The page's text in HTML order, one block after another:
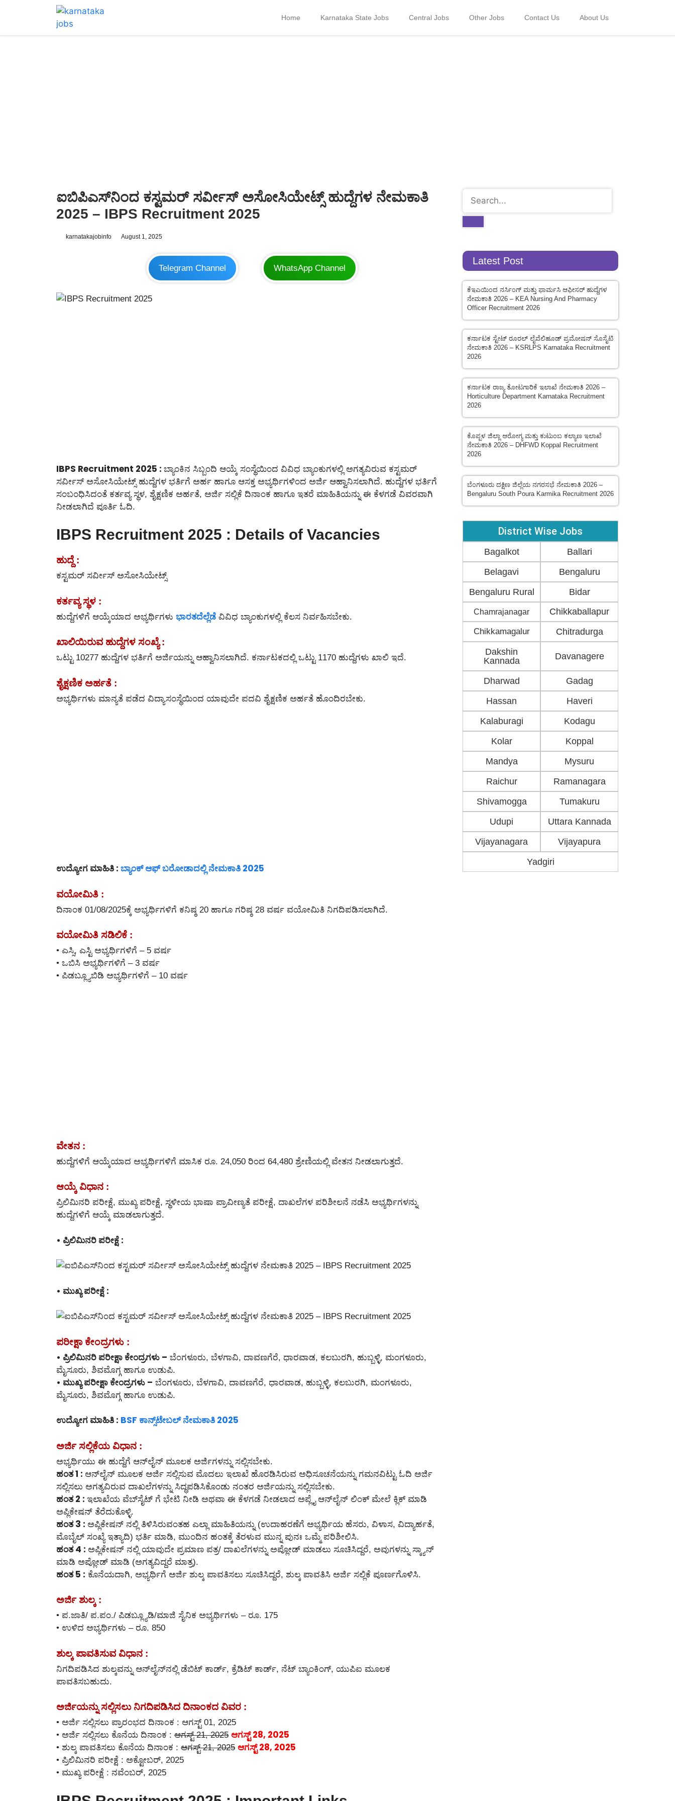
Home Karnataka State Jobs Central Jobs Other Jobs Contact Us About Us
ಐಬಿಪಿಎಸ್‌ನಿಂದ ಕಸ್ಟಮರ್ ಸರ್ವೀಸ್ ಅಸೋಸಿಯೇಟ್ಸ್ ಹುದ್ದೆಗಳ ನೇಮಕಾತಿ
2025 – IBPS Recruitment 2025
karnatakajobinfo August 1, 2025
Telegram Channel WhatsApp Channel
IBPS Recruitment 2025 : ಬ್ಯಾಂಕಿನ ಸಿಬ್ಬಂದಿ ಆಯ್ಕೆ ಸಂಸ್ಥೆಯಿಂದ ವಿವಿಧ ಬ್ಯಾಂಕುಗಳಲ್ಲಿ ಅಗತ್ಯವಿರುವ ಕಸ್ಟಮರ್
ಸರ್ವೀಸ್ ಅಸೋಸಿಯೇಟ್ಸ್ ಹುದ್ದೆಗಳ ಭರ್ತಿಗೆ ಅರ್ಹ ಹಾಗೂ ಆಸಕ್ತ ಅಭ್ಯರ್ಥಿಗಳಿಂದ ಅರ್ಜಿ ಆಹ್ವಾನಿಸಲಾಗಿದೆ. ಹುದ್ದೆಗಳ ಭರ್ತಿಗೆ
ಸಂಬಂಧಿಸಿದಂತೆ ಕರ್ತವ್ಯ ಸ್ಥಳ, ಶೈಕ್ಷಣಿಕ ಅರ್ಹತೆ, ಅರ್ಜಿ ಸಲ್ಲಿಕೆ ದಿನಾಂಕ ಹಾಗೂ ಇತರೆ ಮಾಹಿತಿಯನ್ನು ಈ ಕೆಳಗಡೆ ವಿವರವಾಗಿ
ನೀಡಲಾಗಿದೆ ಪೂರ್ತಿ ಓದಿ.
IBPS Recruitment 2025 : Details of Vacancies
ಹುದ್ದೆ :
ಕಸ್ಟಮರ್ ಸರ್ವೀಸ್ ಅಸೋಸಿಯೇಟ್ಸ್
ಕರ್ತವ್ಯ ಸ್ಥಳ :
ಹುದ್ದೆಗಳಿಗೆ ಆಯ್ಕೆಯಾದ ಅಭ್ಯರ್ಥಿಗಳು ಭಾರತದೆಲ್ಲೆಡೆ ವಿವಿಧ ಬ್ಯಾಂಕುಗಳಲ್ಲಿ ಕೆಲಸ ನಿರ್ವಹಿಸಬೇಕು.
ಖಾಲಿಯಿರುವ ಹುದ್ದೆಗಳ ಸಂಖ್ಯೆ :
ಒಟ್ಟು 10277 ಹುದ್ದೆಗಳ ಭರ್ತಿಗೆ ಅರ್ಜಿಯನ್ನು ಆಹ್ವಾನಿಸಲಾಗಿದೆ. ಕರ್ನಾಟಕದಲ್ಲಿ ಒಟ್ಟು 1170 ಹುದ್ದೆಗಳು ಖಾಲಿ ಇದೆ.
ಶೈಕ್ಷಣಿಕ ಅರ್ಹತೆ :
ಅಭ್ಯರ್ಥಿಗಳು ಮಾನ್ಯತೆ ಪಡೆದ ವಿದ್ಯಾಸಂಸ್ಥೆಯಿಂದ ಯಾವುದೇ ಪದವಿ ಶೈಕ್ಷಣಿಕ ಅರ್ಹತೆ ಹೊಂದಿರಬೇಕು.
ಉದ್ಯೋಗ ಮಾಹಿತಿ : ಬ್ಯಾಂಕ್ ಆಫ್ ಬರೋಡಾದಲ್ಲಿ ನೇಮಕಾತಿ 2025
ವಯೋಮಿತಿ :
ದಿನಾಂಕ 01/08/2025ಕ್ಕೆ ಅಭ್ಯರ್ಥಿಗಳಿಗೆ ಕನಿಷ್ಠ 20 ಹಾಗೂ ಗರಿಷ್ಠ 28 ವರ್ಷ ವಯೋಮಿತಿ ನಿಗದಿಪಡಿಸಲಾಗಿದೆ.
ವಯೋಮಿತಿ ಸಡಿಲಿಕೆ :
• ಎಸ್ಸಿ, ಎಸ್ಟಿ ಅಭ್ಯರ್ಥಿಗಳಿಗೆ – 5 ವರ್ಷ
• ಒಬಿಸಿ ಅಭ್ಯರ್ಥಿಗಳಿಗೆ – 3 ವರ್ಷ
• ಪಿಡಬ್ಲ್ಯೂಬಿಡಿ ಅಭ್ಯರ್ಥಿಗಳಿಗೆ – 10 ವರ್ಷ
ವೇತನ :
ಹುದ್ದೆಗಳಿಗೆ ಆಯ್ಕೆಯಾದ ಅಭ್ಯರ್ಥಿಗಳಿಗೆ ಮಾಸಿಕ ರೂ. 24,050 ರಿಂದ 64,480 ಶ್ರೇಣಿಯಲ್ಲಿ ವೇತನ ನೀಡಲಾಗುತ್ತದೆ.
ಆಯ್ಕೆ ವಿಧಾನ :
ಪ್ರಿಲಿಮಿನರಿ ಪರೀಕ್ಷೆ, ಮುಖ್ಯ ಪರೀಕ್ಷೆ, ಸ್ಥಳೀಯ ಭಾಷಾ ಪ್ರಾವೀಣ್ಯತೆ ಪರೀಕ್ಷೆ, ದಾಖಲೆಗಳ ಪರಿಶೀಲನೆ ನಡೆಸಿ ಅಭ್ಯರ್ಥಿಗಳನ್ನು
ಹುದ್ದೆಗಳಿಗೆ ಆಯ್ಕೆ ಮಾಡಲಾಗುತ್ತದೆ.
• ಪ್ರಿಲಿಮಿನರಿ ಪರೀಕ್ಷೆ :
• ಮುಖ್ಯ ಪರೀಕ್ಷೆ :
ಪರೀಕ್ಷಾ ಕೇಂದ್ರಗಳು :
• ಪ್ರಿಲಿಮಿನರಿ ಪರೀಕ್ಷಾ ಕೇಂದ್ರಗಳು – ಬೆಂಗಳೂರು, ಬೆಳಗಾವಿ, ದಾವಣಗೆರೆ, ಧಾರವಾಡ, ಕಲಬುರಗಿ, ಹುಬ್ಬಳ್ಳಿ, ಮಂಗಳೂರು,
ಮೈಸೂರು, ಶಿವಮೊಗ್ಗ ಹಾಗೂ ಉಡುಪಿ.
• ಮುಖ್ಯ ಪರೀಕ್ಷಾ ಕೇಂದ್ರಗಳು – ಬೆಂಗಳೂರು, ಬೆಳಗಾವಿ, ದಾವಣಗೆರೆ, ಧಾರವಾಡ, ಹುಬ್ಬಳ್ಳಿ, ಕಲಬುರಗಿ, ಮಂಗಳೂರು,
ಮೈಸೂರು, ಶಿವಮೊಗ್ಗ ಹಾಗೂ ಉಡುಪಿ.
ಉದ್ಯೋಗ ಮಾಹಿತಿ : BSF ಕಾನ್ಸ್‌ಟೇಬಲ್‌ ನೇಮಕಾತಿ 2025
ಅರ್ಜಿ ಸಲ್ಲಿಕೆಯ ವಿಧಾನ :
ಅಭ್ಯರ್ಥಿಯು ಈ ಹುದ್ದೆಗೆ ಆನ್‌ಲೈನ್‌ ಮೂಲಕ ಅರ್ಜಿಗಳನ್ನು ಸಲ್ಲಿಸಬೇಕು.
ಹಂತ 1 : ಆನ್‌ಲೈನ್‌ ಮೂಲಕ ಅರ್ಜಿ ಸಲ್ಲಿಸುವ ಮೊದಲು ಇಲಾಖೆ ಹೊರಡಿಸಿರುವ ಅಧಿಸೂಚನೆಯನ್ನು ಗಮನವಿಟ್ಟು ಓದಿ ಅರ್ಜಿ
ಸಲ್ಲಿಸಲು ಅಗತ್ಯವಿರುವ ದಾಖಲೆಗಳನ್ನು ಸಿದ್ಧಪಡಿಸಿಕೊಂಡು ನಂತರ ಅರ್ಜಿಯನ್ನು ಸಲ್ಲಿಸಬೇಕು.
ಹಂತ 2 : ಇಲಾಖೆಯ ವೆಬ್‌ಸೈಟ್ ಗೆ ಭೇಟಿ ನೀಡಿ ಅಥವಾ ಈ ಕೆಳಗಡೆ ನೀಡಲಾದ ಅಪ್ಲೈ ಆನ್‌ಲೈನ್‌ ಲಿಂಕ್ ಮೇಲೆ ಕ್ಲಿಕ್ ಮಾಡಿ
ಅಪ್ಲಿಕೇಷನ್ ತೆರೆದುಕೊಳ್ಳಿ.
ಹಂತ 3 : ಅಪ್ಲಿಕೇಷನ್ ನಲ್ಲಿ ತಿಳಿಸಿರುವಂತಹ ಎಲ್ಲಾ ಮಾಹಿತಿಯನ್ನು (ಉದಾಹರಣೆಗೆ ಅಭ್ಯರ್ಥಿಯ ಹೆಸರು, ವಿಳಾಸ, ವಿದ್ಯಾರ್ಹತೆ,
ಮೊಬೈಲ್ ಸಂಖ್ಯೆ ಇತ್ಯಾದಿ) ಭರ್ತಿ ಮಾಡಿ, ಮುಂದಿನ ಹಂತಕ್ಕೆ ತೆರಳುವ ಮುನ್ನ ಪುನಃ ಒಮ್ಮೆ ಪರಿಶೀಲಿಸಿ.
ಹಂತ 4 : ಅಪ್ಲಿಕೇಷನ್ ನಲ್ಲಿ ಯಾವುದೇ ಪ್ರಮಾಣ ಪತ್ರ/ ದಾಖಲೆಗಳನ್ನು ಅಪ್ಲೋಡ್ ಮಾಡಲು ಸೂಚಿಸಿದ್ದರೆ, ಅವುಗಳನ್ನು ಸ್ಕ್ಯಾನ್
ಮಾಡಿ ಅಪ್ಲೋಡ್ ಮಾಡಿ (ಅಗತ್ಯವಿದ್ದರೆ ಮಾತ್ರ).
ಹಂತ 5 : ಕೊನೆಯದಾಗಿ, ಅಭ್ಯರ್ಥಿಗೆ ಅರ್ಜಿ ಶುಲ್ಕ ಪಾವತಿಸಲು ಸೂಚಿಸಿದ್ದರೆ, ಶುಲ್ಕ ಪಾವತಿಸಿ ಅರ್ಜಿ ಸಲ್ಲಿಕೆ ಪೂರ್ಣಗೊಳಿಸಿ.
ಅರ್ಜಿ ಶುಲ್ಕ :
• ಪ.ಜಾತಿ/ ಪ.ಪಂ./ ಪಿಡಬ್ಲ್ಯೂಡಿ/ಮಾಜಿ ಸೈನಿಕ ಅಭ್ಯರ್ಥಿಗಳು – ರೂ. 175
• ಉಳಿದ ಅಭ್ಯರ್ಥಿಗಳು – ರೂ. 850
ಶುಲ್ಕ ಪಾವತಿಸುವ ವಿಧಾನ :
ನಿಗದಿಪಡಿಸಿದ ಶುಲ್ಕವನ್ನು ಆನ್‌ಲೈನ್‌ನಲ್ಲಿ ಡೆಬಿಟ್ ಕಾರ್ಡ್, ಕ್ರೆಡಿಟ್ ಕಾರ್ಡ್, ನೆಟ್ ಬ್ಯಾಂಕಿಂಗ್, ಯುಪಿಐ ಮೂಲಕ
ಪಾವತಿಸಬಹುದು.
ಅರ್ಜಿಯನ್ನು ಸಲ್ಲಿಸಲು ನಿಗದಿಪಡಿಸಿದ ದಿನಾಂಕದ ವಿವರ :
• ಅರ್ಜಿ ಸಲ್ಲಿಸಲು ಪ್ರಾರಂಭದ ದಿನಾಂಕ : ಆಗಸ್ಟ್ 01, 2025
• ಅರ್ಜಿ ಸಲ್ಲಿಸಲು ಕೊನೆಯ ದಿನಾಂಕ : ಆಗಸ್ಟ್ 21, 2025 ಆಗಸ್ಟ್ 28, 2025
• ಶುಲ್ಕ ಪಾವತಿಸಲು ಕೊನೆಯ ದಿನಾಂಕ : ಆಗಸ್ಟ್ 21, 2025 ಆಗಸ್ಟ್ 28, 2025
• ಪ್ರಿಲಿಮಿನರಿ ಪರೀಕ್ಷೆ : ಅಕ್ಟೋಬರ್, 2025
• ಮುಖ್ಯ ಪರೀಕ್ಷೆ : ನವೆಂಬರ್, 2025
Latest Post
ಕೆಇಎಯಿಂದ ನರ್ಸಿಂಗ್ ಮತ್ತು ಫಾರ್ಮಸಿ ಆಫೀಸರ್ ಹುದ್ದೆಗಳ
ನೇಮಕಾತಿ 2026 – KEA Nursing And Pharmacy
Officer Recruitment 2026
ಕರ್ನಾಟಕ ಸ್ಟೇಟ್ ರೂರಲ್ ಲೈವೆಲಿಹೂಡ್ ಪ್ರಮೋಷನ್ ಸೊಸೈಟಿ
ನೇಮಕಾತಿ 2026 – KSRLPS Karnataka Recruitment
2026
ಕರ್ನಾಟಕ ರಾಜ್ಯ ತೋಟಗಾರಿಕೆ ಇಲಾಖೆ ನೇಮಕಾತಿ 2026 –
Horticulture Department Karnataka Recruitment
2026
ಕೊಪ್ಪಳ ಜಿಲ್ಲಾ ಆರೋಗ್ಯ ಮತ್ತು ಕುಟುಂಬ ಕಲ್ಯಾಣ ಇಲಾಖೆ
ನೇಮಕಾತಿ 2026 – DHFWD Koppal Recruitment
2026
ಬೆಂಗಳೂರು ದಕ್ಷಿಣ ಜಿಲ್ಲೆಯ ನಗರಸಭೆ ನೇಮಕಾತಿ 2026 –
Bengaluru South Poura Karmika Recruitment 2026
District Wise Jobs
Bagalkot
Ballari
Belagavi
Bengaluru
Bengaluru Rural
Bidar
Chamrajanagar
Chikkaballapur
Chikkamagalur
Chitradurga
Dakshin
Kannada
Davanagere
Dharwad
Gadag
Hassan
Haveri
Kalaburagi
Kodagu
Kolar
Koppal
Mandya
Mysuru
Raichur
Ramanagara
Shivamogga
Tumakuru
Udupi
Uttara Kannada
Vijayanagara
Vijayapura
Yadgiri